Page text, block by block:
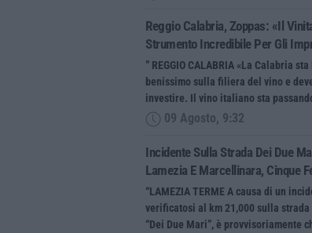
Reggio Calabria, Zoppas: «Il
Strumento Incredibile Per Gli
” REGGIO CALABRIA «La Calabria
benissimo sulla filiera del vino e
investire. Il vino italiano sta
09 Agosto, 9:32
Incidente Sulla Strada Dei Due
Lamezia E Marcellinara, Cinque
“LAMEZIA TERME A causa di un
verificatosi al km 21,000 sulla
“Dei Due Mari”, è provvisoriamente